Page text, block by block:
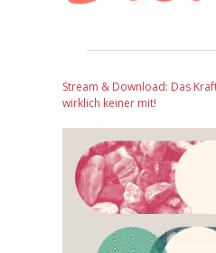
Stream & Download: Das
wirklich keiner mit!